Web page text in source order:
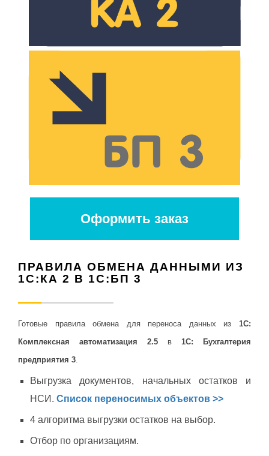
Оформить заказ
ПРАВИЛА ОБМЕНА ДАННЫМИ ИЗ
1С:КА 2 В 1С:БП 3
Готовые правила обмена для переноса данных из 1С:
Комплексная автоматизация 2.5 в 1С: Бухгалтерия
предприятия 3.
Выгрузка документов, начальных остатков и
НСИ. Список переносимых объектов >>
4 алгоритма выгрузки остатков на выбор.
Отбор по организациям.